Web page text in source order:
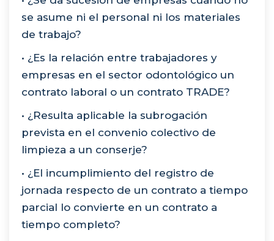
se asume ni el personal ni los materiales
de trabajo?
• ¿Es la relación entre trabajadores y
empresas en el sector odontológico un
contrato laboral o un contrato TRADE?
• ¿Resulta aplicable la subrogación
prevista en el convenio colectivo de
limpieza a un conserje?
• ¿El incumplimiento del registro de
jornada respecto de un contrato a tiempo
parcial lo convierte en un contrato a
tiempo completo?